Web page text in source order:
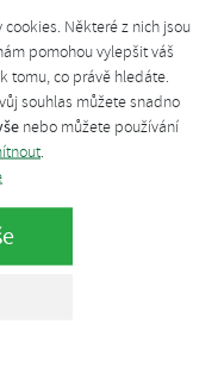
Některé z nich jsou
pomohou vylepšit váš
tomu, co právě hledáte.
souhlas můžete snadno
nebo můžete používání
.
v bioplynové stanici. V
a v létě vyhřívala
vzniknout přímo ve
tak i okolní vesnice
následně spalovali a
To by se v zimě
bychom pak mohli
koupat od června až